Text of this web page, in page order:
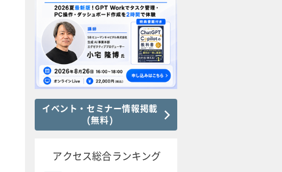
イベント・セミナー情報掲載
(無料)
アクセス総合ランキング